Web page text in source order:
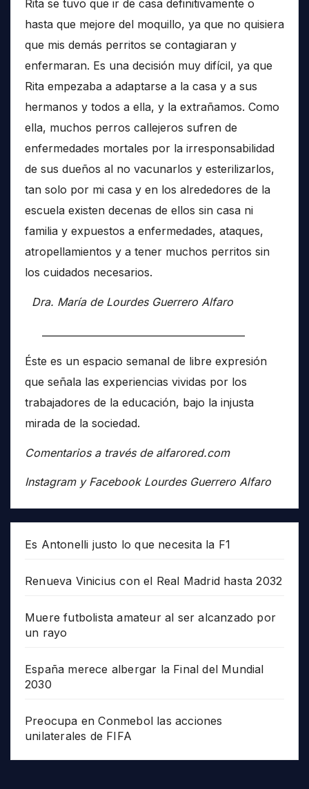
Rita se tuvo que ir de casa definitivamente o
hasta que mejore del moquillo, ya que no quisiera
que mis demás perritos se contagiaran y
enfermaran. Es una decisión muy difícil, ya que
Rita empezaba a adaptarse a la casa y a sus
hermanos y todos a ella, y la extrañamos. Como
ella, muchos perros callejeros sufren de
enfermedades mortales por la irresponsabilidad
de sus dueños al no vacunarlos y esterilizarlos,
tan solo por mi casa y en los alrededores de la
escuela existen decenas de ellos sin casa ni
familia y expuestos a enfermedades, ataques,
atropellamientos y a tener muchos perritos sin
los cuidados necesarios.
Dra. María de Lourdes Guerrero Alfaro
Éste es un espacio semanal de libre expresión
que señala las experiencias vividas por los
trabajadores de la educación, bajo la injusta
mirada de la sociedad.
Comentarios a través de alfarored.com
Instagram y Facebook Lourdes Guerrero Alfaro
Es Antonelli justo lo que necesita la F1
Renueva Vinicius con el Real Madrid hasta 2032
Muere futbolista amateur al ser alcanzado por
un rayo
España merece albergar la Final del Mundial
2030
Preocupa en Conmebol las acciones
unilaterales de FIFA